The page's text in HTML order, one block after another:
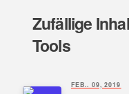
Zufällige
Tools
FEB.. 09, 2019